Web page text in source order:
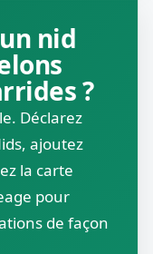
nid
?
Déclarez
ajoutez
la carte
pour
de façon